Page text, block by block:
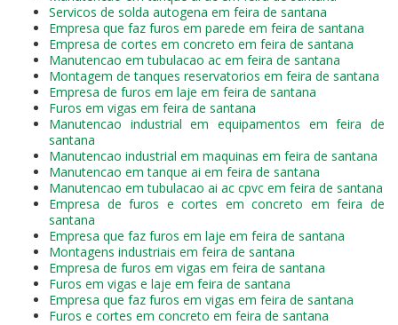
Servicos de solda autogena em feira de santana
Empresa que faz furos em parede em feira de santana
Empresa de cortes em concreto em feira de santana
Manutencao em tubulacao ac em feira de santana
Montagem de tanques reservatorios em feira de santana
Empresa de furos em laje em feira de santana
Furos em vigas em feira de santana
Manutencao industrial em equipamentos em feira de
santana
Manutencao industrial em maquinas em feira de santana
Manutencao em tanque ai em feira de santana
Manutencao em tubulacao ai ac cpvc em feira de santana
Empresa de furos e cortes em concreto em feira de
santana
Empresa que faz furos em laje em feira de santana
Montagens industriais em feira de santana
Empresa de furos em vigas em feira de santana
Furos em vigas e laje em feira de santana
Empresa que faz furos em vigas em feira de santana
Furos e cortes em concreto em feira de santana